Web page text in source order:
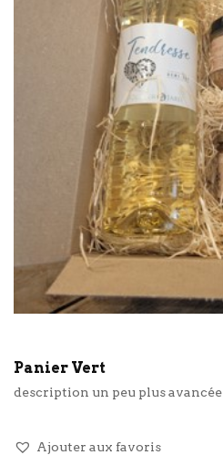
Panier Vert
description un peu plus avancée
Ajouter aux favoris